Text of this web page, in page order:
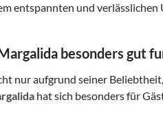
entspannten und
besonders gut
nur aufgrund seiner
hat sich besonders für